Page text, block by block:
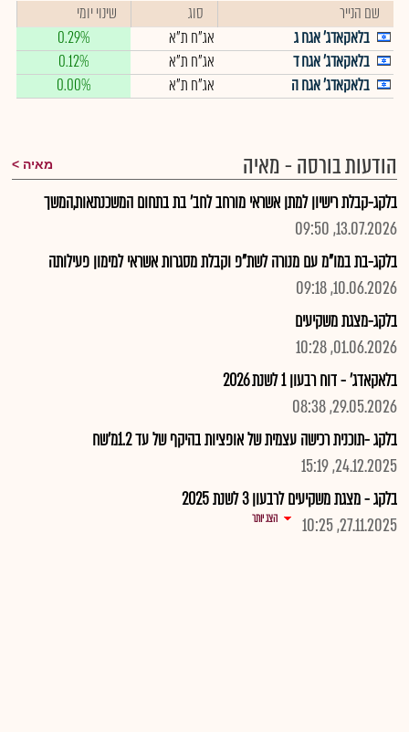
שם הנייר סוג
שינוי יומי
בלאקאדג' אגח ג
אג"ח ת"א
0.29%
בלאקאדג' אגח ד
אג"ח ת"א
0.12%
בלאקאדג' אגח ה
אג"ח ת"א 0.00%
הודעות בורסה - מאיה מאיה
בלקג-קבלת רישיון למתן אשראי מורחב לחב' בת בתחום המשכנתאות,המשך
13.07.2026, 09:50
בלקג-בת במו"מ עם מנורה לשת"פ וקבלת מסגרות אשראי למימון פעילותה
10.06.2026, 09:18
בלקג-מצגת משקיעים
01.06.2026, 10:28
בלאקאדג' - דוח רבעון 1 לשנת 2026
29.05.2026, 08:38
בלקג -תוכנית רכישה עצמית של אופציות בהיקף של עד 1.2מ'שח
24.12.2025, 15:19
בלקג - מצגת משקיעים לרבעון 3 לשנת 2025
27.11.2025, 10:25
הצג יותר